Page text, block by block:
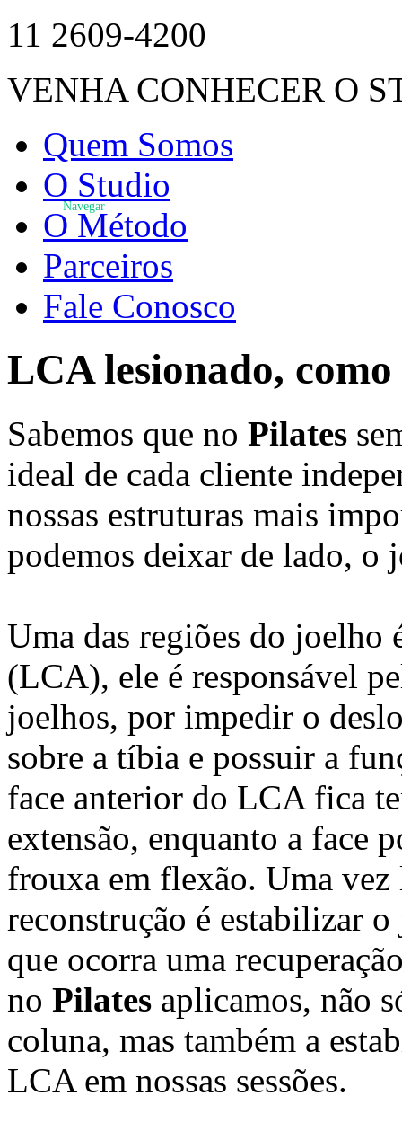
11 2609-4200
VENHA CONHECER O
Quem Somos
O Studio
O Método
Parceiros
Fale Conosco
LCA lesionado,
Sabemos que no Pilates
ideal de cada cliente
nossas estruturas mais
podemos deixar de lado, o
Uma das regiões do joelho
(LCA), ele é responsável
joelhos, por impedir o
sobre a tíbia e possuir a
face anterior do LCA fica
extensão, enquanto a face
frouxa em flexão. Uma
reconstrução é estabilizar
que ocorra uma
no Pilates aplicamos, não
coluna, mas também a
LCA em nossas sessões.
Navegar